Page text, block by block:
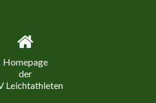
Homepage
der
Leichtathleten